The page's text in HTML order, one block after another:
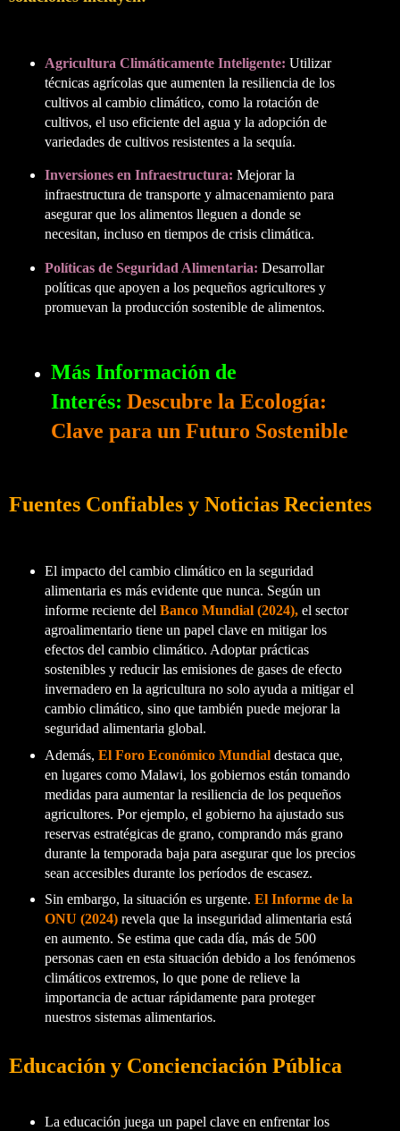
Agricultura Climáticamente Inteligente: Utilizar
técnicas agrícolas que aumenten la resiliencia de los
cultivos al cambio climático, como la rotación de
cultivos, el uso eficiente del agua y la adopción de
variedades de cultivos resistentes a la sequía.
Inversiones en Infraestructura: Mejorar la
infraestructura de transporte y almacenamiento para
asegurar que los alimentos lleguen a donde se
necesitan, incluso en tiempos de crisis climática.
Políticas de Seguridad Alimentaria: Desarrollar
políticas que apoyen a los pequeños agricultores y
promuevan la producción sostenible de alimentos.
Más Información de
Interés: Descubre la Ecología:
Clave para un Futuro Sostenible
Fuentes Confiables y Noticias Recientes
El impacto del cambio climático en la seguridad
alimentaria es más evidente que nunca. Según un
informe reciente del Banco Mundial (2024),el sector
agroalimentario tiene un papel clave en mitigar los
efectos del cambio climático. Adoptar prácticas
sostenibles y reducir las emisiones de gases de efecto
invernadero en la agricultura no solo ayuda a mitigar el
cambio climático, sino que también puede mejorar la
seguridad alimentaria global.
Además, El Foro Económico Mundialdestaca que,
en lugares como Malawi, los gobiernos están tomando
medidas para aumentar la resiliencia de los pequeños
agricultores. Por ejemplo, el gobierno ha ajustado sus
reservas estratégicas de grano, comprando más grano
durante la temporada baja para asegurar que los precios
sean accesibles durante los períodos de escasez.
Sin embargo, la situación es urgente. El Informe de la
ONU (2024)revela que la inseguridad alimentaria está
en aumento. Se estima que cada día, más de 500
personas caen en esta situación debido a los fenómenos
climáticos extremos, lo que pone de relieve la
importancia de actuar rápidamente para proteger
nuestros sistemas alimentarios.
Educación y Concienciación Pública
La educación juega un papel clave en enfrentar los